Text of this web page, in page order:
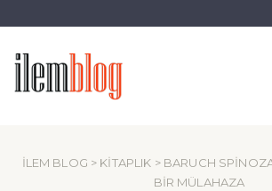
İLEM BLOG > KITAPLIK > BARUCH
BIR MÜLAHAZA